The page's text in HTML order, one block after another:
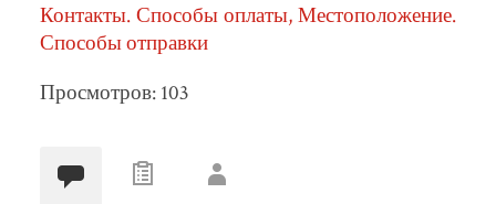
Контакты. Способы оплаты, Местоположение.
Способы отправки
Просмотров: 103